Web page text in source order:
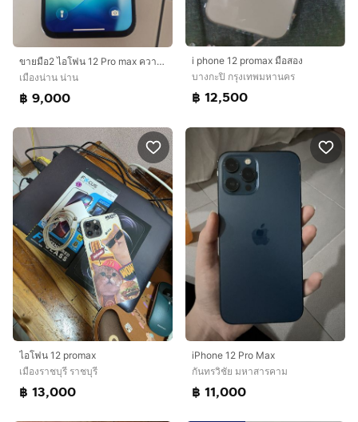
ขายมือ2 ไอโฟน 12 Pro max ความจุ 128 Gb สภาพดี
เมืองน่าน น่าน
฿ 9,000
i phone 12 promax มือสอง
บางกะปิ กรุงเทพมหานคร
฿ 12,500
ไอโฟน 12 promax
เมืองราชบุรี ราชบุรี
฿ 13,000
iPhone 12 Pro Max
กันทรวิชัย มหาสารคาม
฿ 11,000